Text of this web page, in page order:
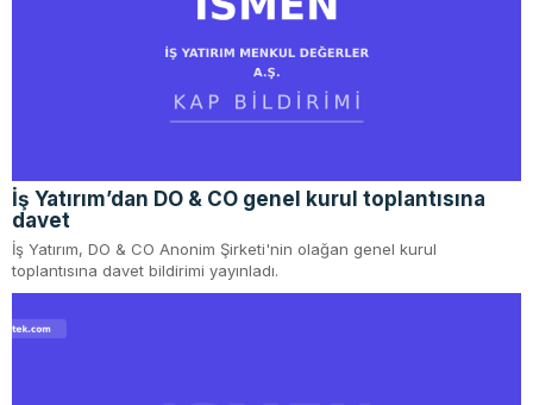
İş Yatırım’dan DO & CO genel kurul toplantısına
davet
İş Yatırım, DO & CO Anonim Şirketi'nin olağan genel kurul
toplantısına davet bildirimi yayınladı.